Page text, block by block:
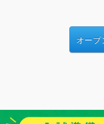
オー